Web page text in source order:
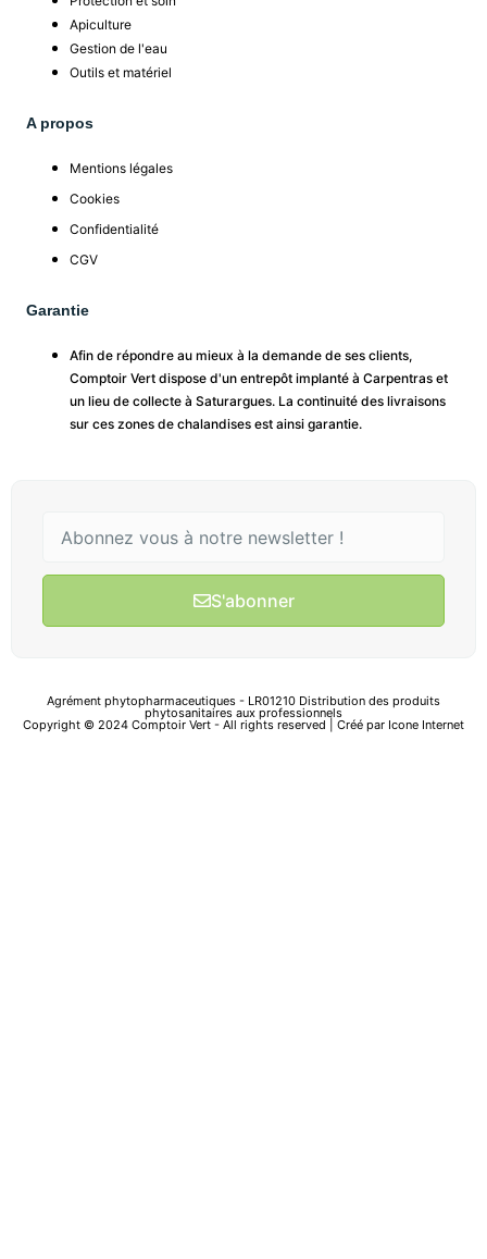
Apiculture
Gestion de l'eau
Outils et matériel
A propos
Mentions légales
Cookies
Confidentialité
CGV
Garantie
Afin de répondre au mieux à la demande de ses clients,
Comptoir Vert dispose d'un entrepôt implanté à Carpentras et
un lieu de collecte à Saturargues. La continuité des livraisons
sur ces zones de chalandises est ainsi garantie.
S'abonner
Agrément phytopharmaceutiques - LR01210 Distribution des produits
phytosanitaires aux professionnels
Copyright © 2024 Comptoir Vert - All rights reserved | Créé par Icone Internet